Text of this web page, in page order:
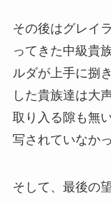
その後はグレイ
ってきた中級貴
ルダが上手に捌
した貴族達は大
取り入る隙も無
写されていなか
そして、最後の